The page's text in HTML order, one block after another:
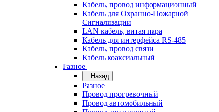
Кабель, провод информационный
Кабель для Охранно-Пожарной
Сигнализации
LAN кабель, витая пара
Кабель для интерфейса RS-485
Кабель, провод связи
Кабель коаксиальный
Разное
Назад
Разное
Провод прогревочный
Провод автомобильный